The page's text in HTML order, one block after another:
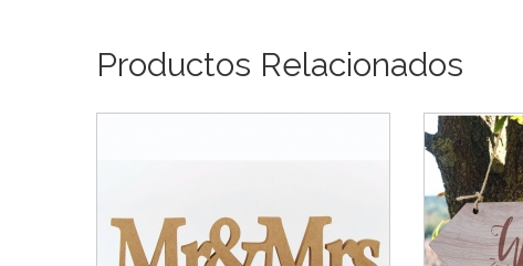
Productos Relacionados